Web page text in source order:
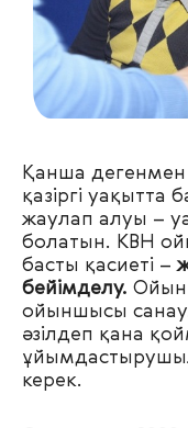
Қанша дегенмен
қазіргі
жаулап алуы –
болатын. КВН
басты қасиеті –
бейімделу. Ойын
ойыншысы
әзілдеп қана
керек.